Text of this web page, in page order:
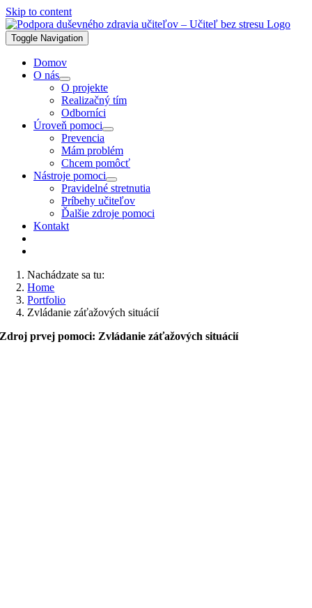
Skip to content
Toggle Navigation
Domov
O nás
O projekte
Realizačný tím
Odborníci
Úroveň pomoci
Prevencia
Mám problém
Chcem pomôcť
Nástroje pomoci
Pravidelné stretnutia
Príbehy učiteľov
Ďalšie zdroje pomoci
Kontakt
Nachádzate sa tu:
Home
Portfolio
Zvládanie záťažových situácií
Zdroj prvej pomoci: Zvládanie záťažových situácií